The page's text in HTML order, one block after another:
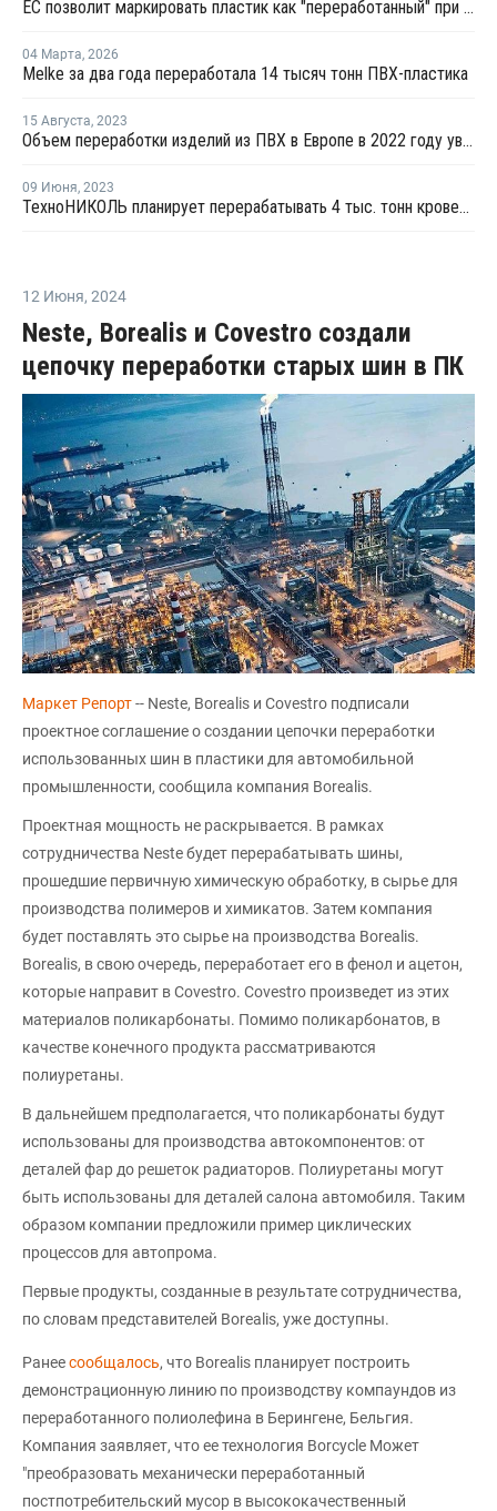
ЕС позволит маркировать пластик как "переработанный" при 2,5% содержании вторичного материала
04 Марта, 2026
Melke за два года переработала 14 тысяч тонн ПВХ-пластика
15 Августа, 2023
Объем переработки изделий из ПВХ в Европе в 2022 году увеличился на 0,3%
09 Июня, 2023
ТехноНИКОЛЬ планирует перерабатывать 4 тыс. тонн кровельных ПВХ-мембран в год
12 Июня, 2024
Neste, Borealis и Covestro создали
цепочку переработки старых шин в ПК
Маркет Репорт-- Neste, Borealis и Covestro подписали
проектное соглашение о создании цепочки переработки
использованных шин в пластики для автомобильной
промышленности, сообщила компания Borealis.
Проектная мощность не раскрывается. В рамках
сотрудничества Neste будет перерабатывать шины,
прошедшие первичную химическую обработку, в сырье для
производства полимеров и химикатов. Затем компания
будет поставлять это сырье на производства Borealis.
Borealis, в свою очередь, переработает его в фенол и ацетон,
которые направит в Covestro. Covestro произведет из этих
материалов поликарбонаты. Помимо поликарбонатов, в
качестве конечного продукта рассматриваются
полиуретаны.
В дальнейшем предполагается, что поликарбонаты будут
использованы для производства автокомпонентов: от
деталей фар до решеток радиаторов. Полиуретаны могут
быть использованы для деталей салона автомобиля. Таким
образом компании предложили пример циклических
процессов для автопрома.
Первые продукты, созданные в результате сотрудничества,
по словам представителей Borealis, уже доступны.
Ранеесообщалось, что Borealis планирует построить
демонстрационную линию по производству компаундов из
переработанного полиолефина в Берингене, Бельгия.
Компания заявляет, что ее технология Borcycle Mожет
"преобразовать механически переработанный
постпотребительский мусор в высококачественный